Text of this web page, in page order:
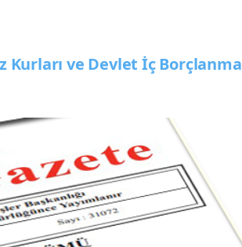
Kurları ve Devlet İç Borçlanma